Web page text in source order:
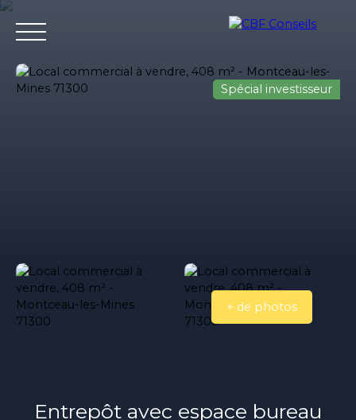
Estimation
Spécial investisseur
+ de photos
Entrepôt avec espace bureau